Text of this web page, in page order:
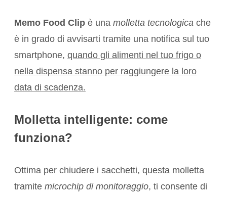
Memo Food Clip è una molletta tecnologica che
è in grado di avvisarti tramite una notifica sul tuo
smartphone, quando gli alimenti nel tuo frigo o
nella dispensa stanno per raggiungere la loro
data di scadenza.
Molletta intelligente: come
funziona?
Ottima per chiudere i sacchetti, questa molletta
tramite microchip di monitoraggio, ti consente di